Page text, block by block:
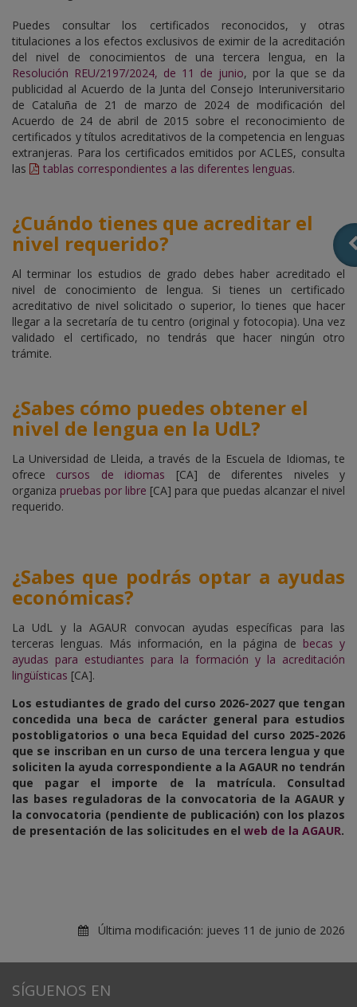
Puedes consultar los certificados reconocidos, y otras
titulaciones a los efectos exclusivos de eximir de la acreditación
del nivel de conocimientos de una tercera lengua, en la
Resolución REU/2197/2024, de 11 de junio, por la que se da
publicidad al Acuerdo de la Junta del Consejo Interuniversitario
de Cataluña de 21 de marzo de 2024 de modificación del
Acuerdo de 24 de abril de 2015 sobre el reconocimiento de
certificados y títulos acreditativos de la competencia en lenguas
extranjeras. Para los certificados emitidos por ACLES, consulta
las
tablas correspondientes a las diferentes lenguas.
¿Cuándo tienes que acreditar el
nivel requerido?
Al terminar los estudios de grado debes haber acreditado el
nivel de conocimiento de lengua. Si tienes un certificado
acreditativo de nivel solicitado o superior, lo tienes que hacer
llegar a la secretaría de tu centro (original y fotocopia). Una vez
validado el certificado, no tendrás que hacer ningún otro
trámite.
¿Sabes cómo puedes obtener el
nivel de lengua en la UdL?
La Universidad de Lleida, a través de la Escuela de Idiomas, te
ofrece cursos de idiomas [CA] de diferentes niveles y
organiza pruebas por libre [CA] para que puedas alcanzar el nivel
requerido.
¿Sabes que podrás optar a ayudas
económicas?
La UdL y la AGAUR convocan ayudas específicas para las
terceras lenguas. Más información, en la página de becas y
ayudas para estudiantes para la formación y la acreditación
lingüísticas [CA].
Los estudiantes de grado del curso 2026-2027 que tengan
concedida una beca de carácter general para estudios
postobligatorios o una beca Equidad del curso 2025-2026
que se inscriban en un curso de una tercera lengua y que
soliciten la ayuda correspondiente a la AGAUR no tendrán
que pagar el importe de la matrícula. Consultad
las bases reguladoras de la convocatoria de la AGAUR y
la convocatoria (pendiente de publicación) con los plazos
de presentación de las solicitudes en el web de la AGAUR.
Última modificación: jueves 11 de junio de 2026
SÍGUENOS EN